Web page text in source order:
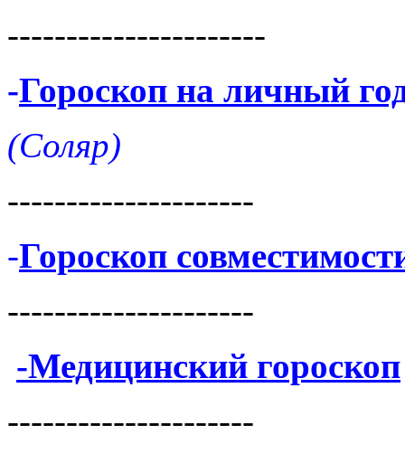
----------------------
-Гороскоп на личный
(Соляр)
---------------------
-Гороскоп
---------------------
-Медицинский гороскоп
---------------------